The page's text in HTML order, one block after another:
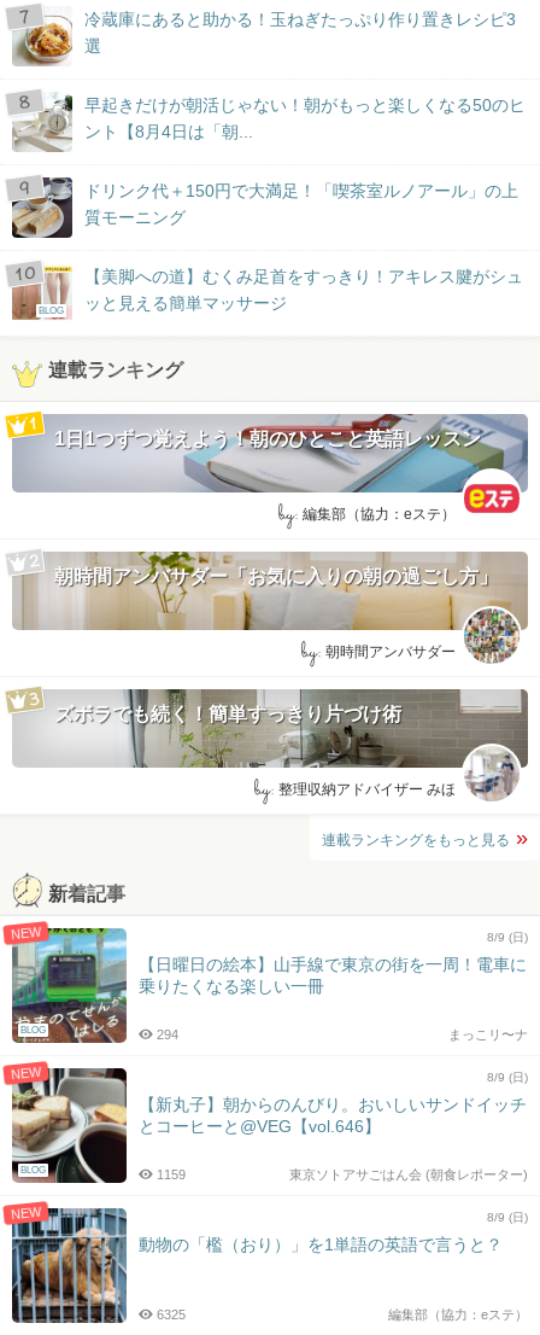
冷蔵庫にあると助かる！玉ねぎたっぷり作り置きレシピ3
選
早起きだけが朝活じゃない！朝がもっと楽しくなる50のヒ
ント【8月4日は「朝...
ドリンク代＋150円で大満足！「喫茶室ルノアール」の上
質モーニング
BLOG
【美脚への道】むくみ足首をすっきり！アキレス腱がシュ
ッと見える簡単マッサージ
連載ランキング
1日1つずつ覚えよう！朝のひとこと英語レッスン
by: 編集部（協力：eステ）
朝時間アンバサダー「お気に入りの朝の過ごし方」
by: 朝時間アンバサダー
ズボラでも続く！簡単すっきり片づけ術
by: 整理収納アドバイザー みほ
連載ランキングをもっと見る
新着記事
NEW
BLOG
8/9 (日)
【日曜日の絵本】山手線で東京の街を一周！電車に
乗りたくなる楽しい一冊
まっこリ〜ナ
294
NEW
BLOG
8/9 (日)
【新丸子】朝からのんびり。おいしいサンドイッチ
とコーヒーと@VEG【vol.646】
東京ソトアサごはん会 (朝食レポーター)
1159
NEW 8/9 (日)
動物の「檻（おり）」を1単語の英語で言うと？
編集部（協力：eステ）
6325